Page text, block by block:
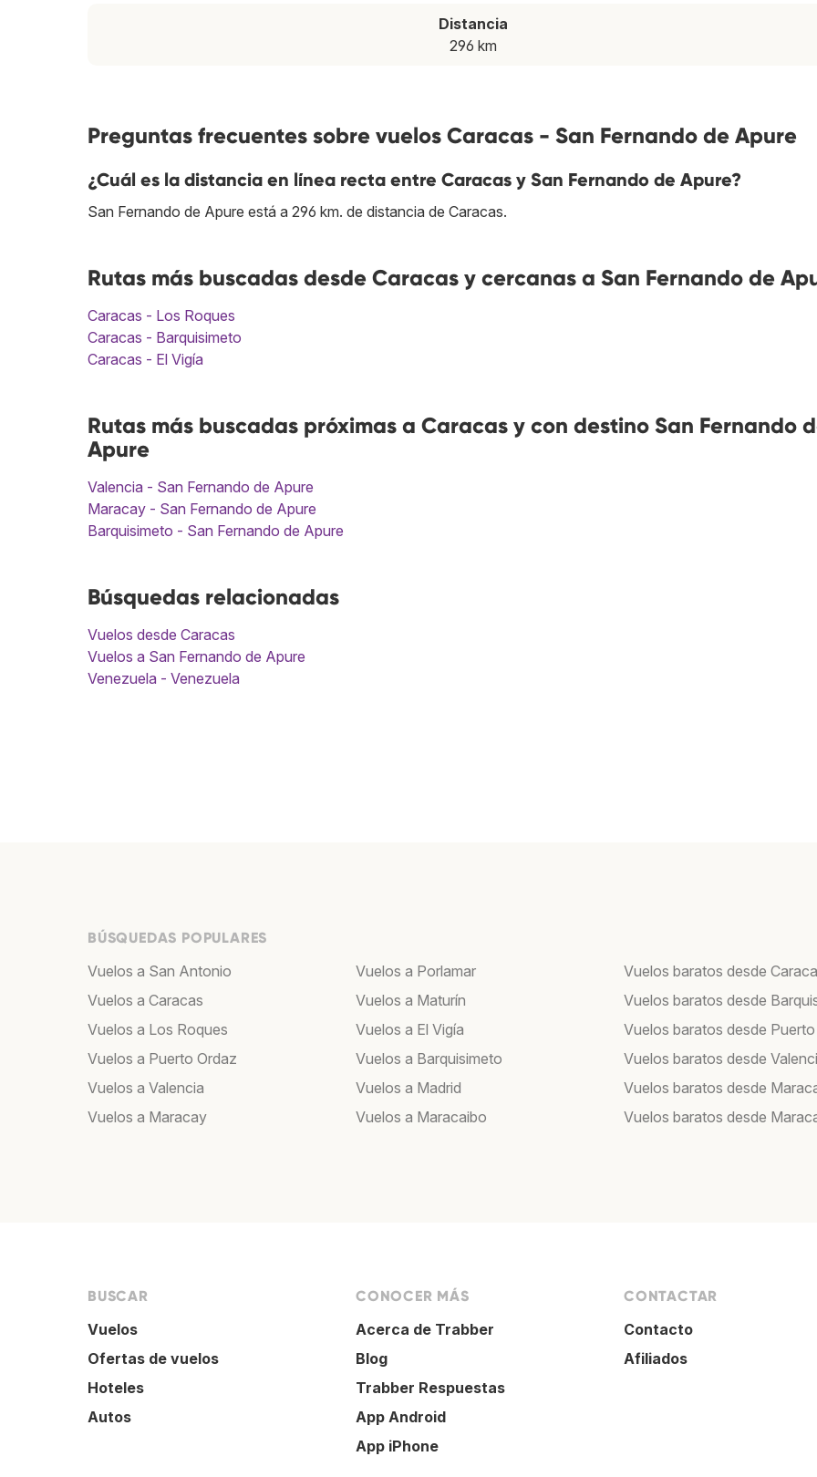
Distancia
296 km
Preguntas frecuentes sobre vuelos Caracas - San Fernando de Apure
¿Cuál es la distancia en línea recta entre Caracas y San Fernando de Apure?
San Fernando de Apure está a 296 km. de distancia de Caracas.
Rutas más buscadas desde Caracas y cercanas a San Fernando de
Caracas - Los Roques
Caracas - Barquisimeto
Caracas - El Vigía
Rutas más buscadas próximas a Caracas y con destino San Fernando
Apure
Valencia - San Fernando de Apure
Maracay - San Fernando de Apure
Barquisimeto - San Fernando de Apure
Búsquedas relacionadas
Vuelos desde Caracas
Vuelos a San Fernando de Apure
Venezuela - Venezuela
BÚSQUEDAS POPULARES
Vuelos a San Antonio
Vuelos a Caracas
Vuelos a Los Roques
Vuelos a Puerto Ordaz
Vuelos a Valencia
Vuelos a Maracay
Vuelos a Porlamar
Vuelos a Maturín
Vuelos a El Vigía
Vuelos a Barquisimeto
Vuelos a Madrid
Vuelos a Maracaibo
Vuelos baratos desde
Vuelos baratos desde
Vuelos baratos desde
Vuelos baratos desde
Vuelos baratos desde
Vuelos baratos desde
BUSCAR
Vuelos
Ofertas de vuelos
Hoteles
Autos
CONOCER MÁS
Acerca de Trabber
Blog
Trabber Respuestas
App Android
App iPhone
CONTACTAR
Contacto
Afiliados